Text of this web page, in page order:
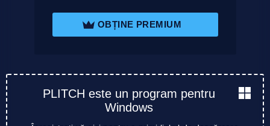
OBȚINE PREMIUM
PLITCH este un program pentru
Windows